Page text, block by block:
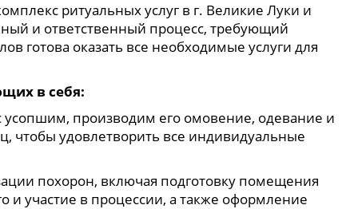
ритуальных услуг в г. Великие Луки и
и ответственный процесс, требующий
готова оказать все необходимые услуги для
в себя:
производим его омовение, одевание и
чтобы удовлетворить все индивидуальные
похорон, включая подготовку помещения
и участие в процессии, а также оформление